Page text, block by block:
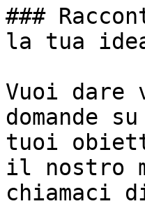
###
la tua
Vuoi
domande
tuoi
il nostro
chiamaci